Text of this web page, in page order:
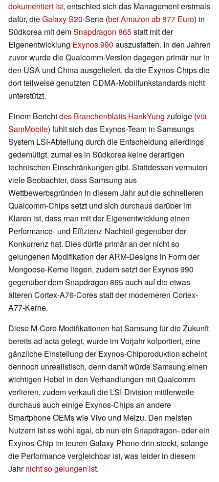
dokumentiert ist, entschied sich das Management erstmals
dafür, dieGalaxy S20-Serie (bei Amazon ab 877 Euro) in
Südkorea mit demSnapdragon 865statt mit der
Eigenentwicklung Exynos 990 auszustatten. In den Jahren
zuvor wurde die Qualcomm-Version dagegen primär nur in
den USA und China ausgeliefert, da die Exynos-Chips die
dort teilweise genutzten CDMA-Mobilfunkstandards nicht
unterstützt.
Einem Berichtdes Branchenblatts HankYung zufolge (via
SamMobile) fühlt sich das Exynos-Team in Samsungs
System LSI-Abteilung durch die Entscheidung allerdings
gedemütigt, zumal es in Südkorea keine derartigen
technischen Einschränkungen gibt. Stattdessen vermuten
viele Beobachter, dass Samsung aus
Wettbewerbsgründen in diesem Jahr auf die schnelleren
Qualcomm-Chips setzt und sich durchaus darüber im
Klaren ist, dass man mit der Eigenentwicklung einen
Performance- und Effizienz-Nachteil gegenüber der
Konkurrenz hat. Dies dürfte primär an der nicht so
gelungenen Modifikation der ARM-Designs in Form der
Mongoose-Kerne liegen, zudem setzt der Exynos 990
gegenüber dem Snapdragon 865 auch auf die etwas
älteren Cortex-A76-Cores statt der moderneren Cortex-
A77-Kerne.
Diese M-Core Modifikationen hat Samsung für die Zukunft
bereits ad acta gelegt, wurde im Vorjahr kolportiert, eine
gänzliche Einstellung der Exynos-Chipproduktion scheint
dennoch unrealistisch, denn damit würde Samsung einen
wichtigen Hebel in den Verhandlungen mit Qualcomm
verlieren, zudem verkauft die LSI-Division mittlerweile
durchaus auch einige Exynos-Chips an andere
Smartphone OEMs wie Vivo und Meizu. Den meisten
Nutzern ist es wohl egal, ob nun ein Snapdragon- oder ein
Exynos-Chip im teuren Galaxy-Phone drin steckt, solange
die Performance vergleichbar ist, was leider in diesem
Jahrnicht so gelungen ist.